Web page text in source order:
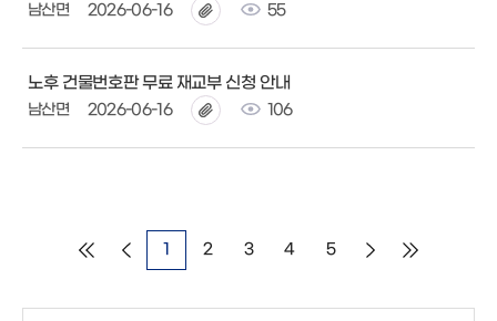
남산면 2026-06-16 55
노후 건물번호판 무료 재교부 신청 안내
남산면 2026-06-16 106
1 2 3 4 5